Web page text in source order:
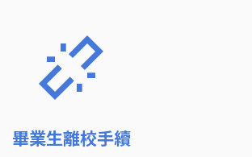
畢業生離校手續